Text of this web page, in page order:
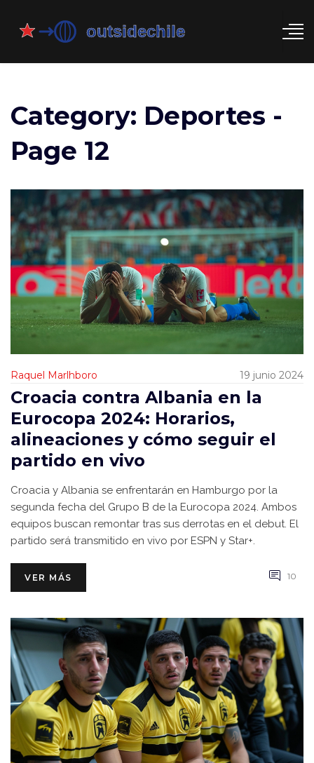
Category: Deportes -
Page 12
Raquel Marlhboro 19 junio 2024
Croacia contra Albania en la
Eurocopa 2024: Horarios,
alineaciones y cómo seguir el
partido en vivo
Croacia y Albania se enfrentarán en Hamburgo por la
segunda fecha del Grupo B de la Eurocopa 2024. Ambos
equipos buscan remontar tras sus derrotas en el debut. El
partido será transmitido en vivo por ESPN y Star+.
VER MÁS 10